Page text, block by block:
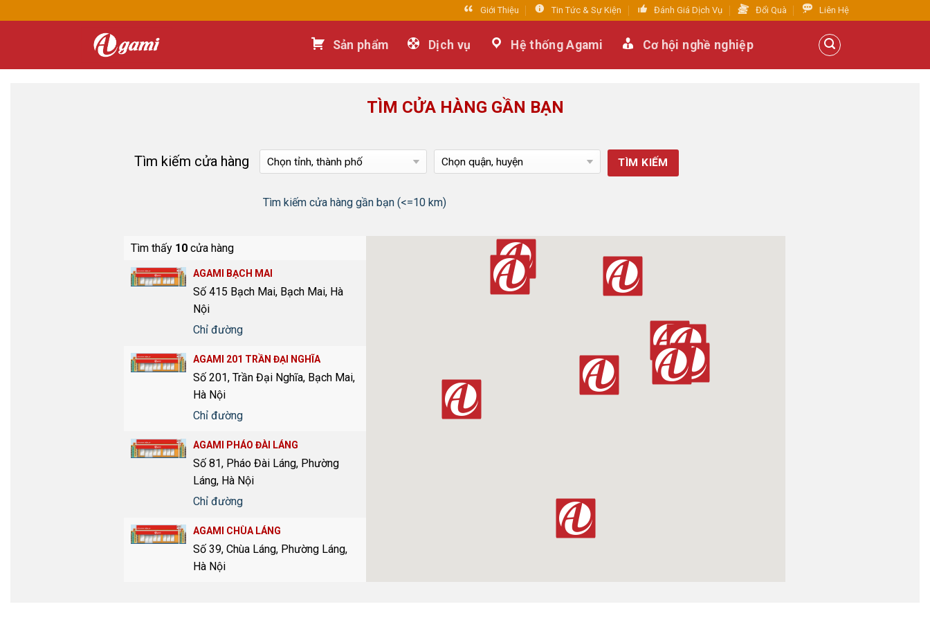
Giới Thiệu Tin Tức & Sự Kiện Đánh Giá Dịch Vụ Đổi Quà Liên Hệ
Sản phẩm Dịch vụ Hệ thống Agami Cơ hội nghề nghiệp
TÌM CỬA HÀNG GẦN BẠN
Tìm kiếm cửa hàng
Tìm kiếm cửa hàng gần bạn (<=10 km)
Tìm thấy 10 cửa hàng
AGAMI BẠCH MAI
Số 415 Bạch Mai, Bạch Mai, Hà
Nội
Chỉ đường
AGAMI 201 TRẦN ĐẠI NGHĨA
Số 201, Trần Đại Nghĩa, Bạch Mai,
Hà Nội
Chỉ đường
AGAMI PHÁO ĐÀI LÁNG
Số 81, Pháo Đài Láng, Phường
Láng, Hà Nội
Chỉ đường
AGAMI CHÙA LÁNG
Số 39, Chùa Láng, Phường Láng,
Hà Nội